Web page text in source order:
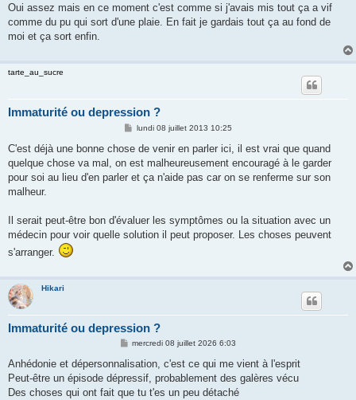
s
a
Oui assez mais en ce moment c'est comme si j'avais mis tout ça a vif
comme du pu qui sort d'une plaie. En fait je gardais tout ça au fond de
moi et ça sort enfin.
tarte_au_sucre
Immaturité ou depression ?
M
s
a
g
lundi 08 juillet 2013 10:25
C'est déjà une bonne chose de venir en parler ici, il est vrai que quand
quelque chose va mal, on est malheureusement encouragé à le garder
pour soi au lieu d'en parler et ça n'aide pas car on se renferme sur son
malheur.
Il serait peut-être bon d'évaluer les symptômes ou la situation avec un
médecin pour voir quelle solution il peut proposer. Les choses peuvent
s'arranger.
Hikari
Immaturité ou depression ?
M
s
a
g
mercredi 08 juillet 2026 6:03
Anhédonie et dépersonnalisation, c'est ce qui me vient à l'esprit
Peut-être un épisode dépressif, probablement des galères vécu
Des choses qui ont fait que tu t'es un peu détaché